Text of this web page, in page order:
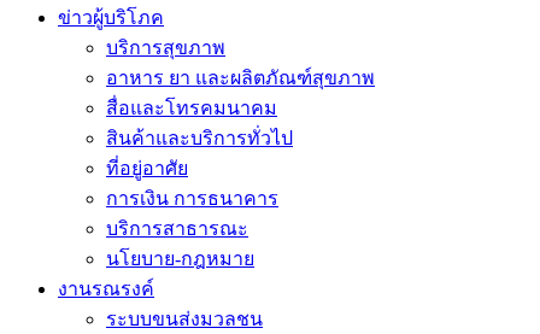
ข่าวผู้บริโภค
บริการสุขภาพ
อาหาร ยา และผลิตภัณฑ์สุขภาพ
สื่อและโทรคมนาคม
สินค้าและบริการทั่วไป
ที่อยู่อาศัย
การเงิน การธนาคาร
บริการสาธารณะ
นโยบาย-กฎหมาย
งานรณรงค์
ระบบขนส่งมวลชน